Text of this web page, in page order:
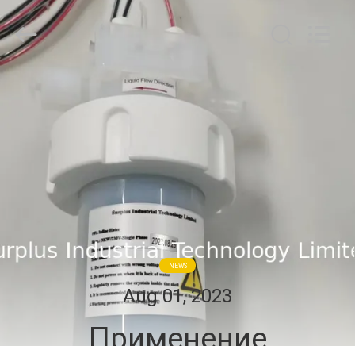
ЭКСКУРСИЯ
ЗАВОДУ
Surplus
Industrial
Technology
Limited.
All
Rights
Reserved.
NEWS
Aug 01, 2023
Применение